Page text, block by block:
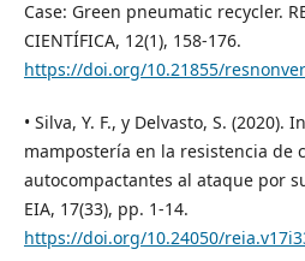
Case: Green pneumatic recycler.
CIENTÍFICA, 12(1), 158-176.
https://doi.org/10.21855/
• Silva, Y. F., y Delvasto, S.
mampostería en la resistencia de
autocompactantes al ataque por
EIA, 17(33), pp. 1-14.
https://doi.org/10.24050/